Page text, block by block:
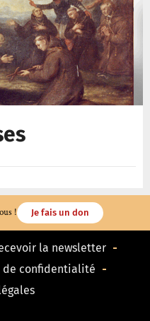
! Je fais un don
la newsletter
de confidentialité